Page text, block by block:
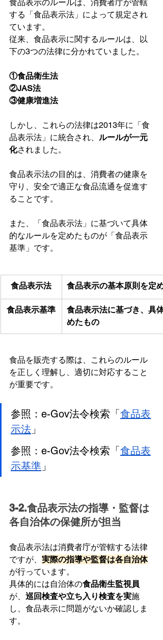
食品表示のルールは、消費者庁が管轄
する「食品表示法」によって規定され
ています。
従来、食品表示に関するルールは、以
下の3つの法律に分かれていました。
①食品衛生法
②JAS法
③健康増進法
しかし、これらの法律は2013年に「食
品表示法」に統合され、 ルールが一元
化されました。
食品表示法の目的は、消費者の健康を
守り、安全で適正な食品流通を促進す
ることです。
また、「食品表示法」に基づいて具体
的なルールを定めたものが「食品表示
基準」です。
食品表示法 食品表示の基本原則を定め
食品表示基準
食品表示法に基づき、具
めたもの
食品を販売する際は、これらのルール
を正しく理解し、適切に対応すること
が重要です。
参照：e-Gov法令検索「食品表
示法 」
参照：e-Gov法令検索「食品表
示基準 」
3-2.食品表示法の指導・監督は
各自治体の保健所が担当
食品表示法は消費者庁が管轄する法律
ですが、 実際の指導や監督は各自治体
が行っています。
具体的には自治体の食品衛生監視員
が、 巡回検査や立ち入り検査を実施
し、食品表示に問題がないか確認しま
す。